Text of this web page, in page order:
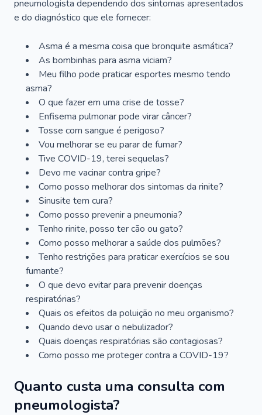
pneumologista dependendo dos sintomas apresentados
e do diagnóstico que ele fornecer:
Asma é a mesma coisa que bronquite asmática?
As bombinhas para asma viciam?
Meu filho pode praticar esportes mesmo tendo
asma?
O que fazer em uma crise de tosse?
Enfisema pulmonar pode virar câncer?
Tosse com sangue é perigoso?
Vou melhorar se eu parar de fumar?
Tive COVID-19, terei sequelas?
Devo me vacinar contra gripe?
Como posso melhorar dos sintomas da rinite?
Sinusite tem cura?
Como posso prevenir a pneumonia?
Tenho rinite, posso ter cão ou gato?
Como posso melhorar a saúde dos pulmões?
Tenho restrições para praticar exercícios se sou
fumante?
O que devo evitar para prevenir doenças
respiratórias?
Quais os efeitos da poluição no meu organismo?
Quando devo usar o nebulizador?
Quais doenças respiratórias são contagiosas?
Como posso me proteger contra a COVID-19?
Quanto custa uma consulta com
pneumologista?